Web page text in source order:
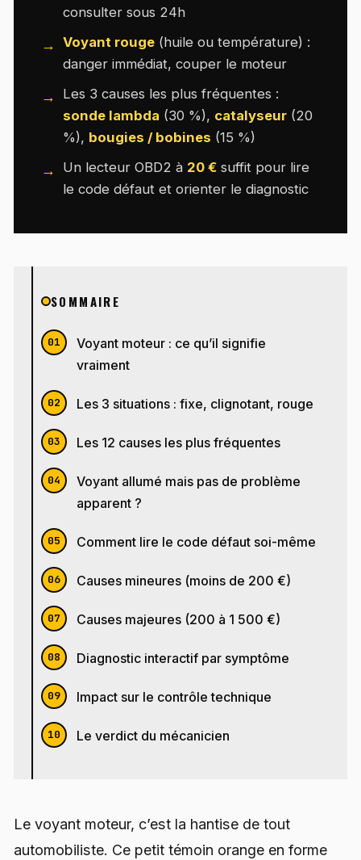
consulter sous 24h
Voyant rouge (huile ou température) :
danger immédiat, couper le moteur
Les 3 causes les plus fréquentes :
sonde lambda (30 %), catalyseur (20
%), bougies / bobines (15 %)
Un lecteur OBD2 à 20 € suffit pour lire
le code défaut et orienter le diagnostic
SOMMAIRE
Voyant moteur : ce qu’il signifie
vraiment
Les 3 situations : fixe, clignotant, rouge
Les 12 causes les plus fréquentes
Voyant allumé mais pas de problème
apparent ?
Comment lire le code défaut soi-même
Causes mineures (moins de 200 €)
Causes majeures (200 à 1 500 €)
Diagnostic interactif par symptôme
Impact sur le contrôle technique
Le verdict du mécanicien
Le voyant moteur, c’est la hantise de tout
automobiliste. Ce petit témoin orange en forme